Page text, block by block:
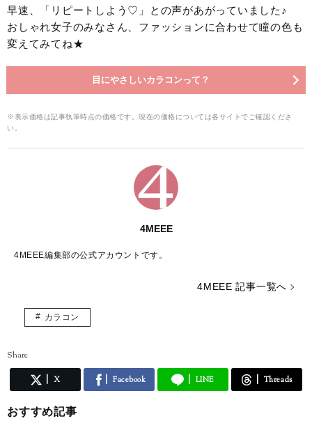
早速、「リピートしよう♡」との声があがっていました♪
おしゃれ女子のみなさん、ファッションに合わせて瞳の色も
変えてみてね★
目にやさしいカラコンって？
※表示価格は記事執筆時点の価格です。現在の価格については各サイトでご確認くださ
い。
4MEEE
4MEEE編集部の公式アカウントです。
4MEEE 記事一覧へ
カラコン
Share
X Facebook LINE Threads
おすすめ記事